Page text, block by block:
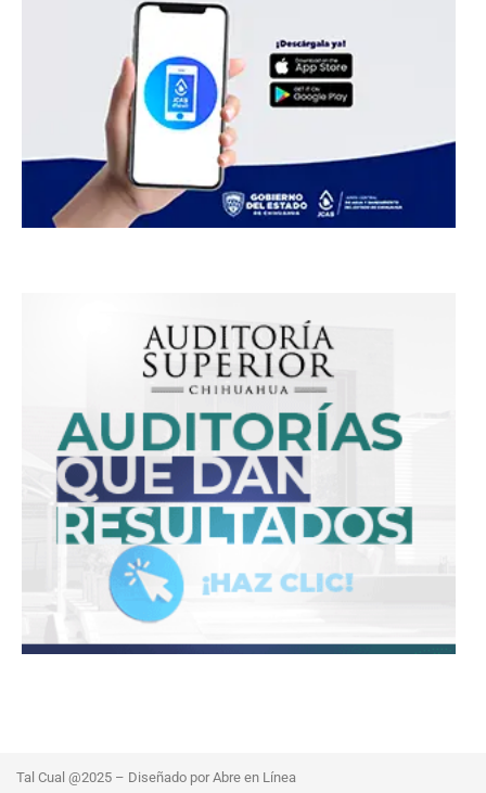
Tal Cual @2025 – Diseñado por Abre en Línea